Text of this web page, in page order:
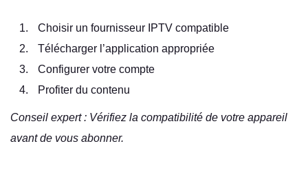
Choisir un fournisseur IPTV compatible
Télécharger l’application appropriée
Configurer votre compte
Profiter du contenu
Conseil expert : Vérifiez la compatibilité de votre appareil
avant de vous abonner.